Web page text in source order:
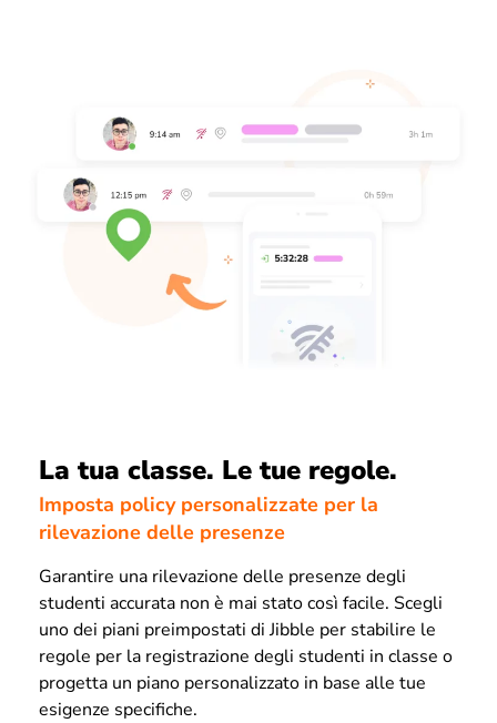
La tua classe. Le tue regole.
Imposta policy personalizzate per la
rilevazione delle presenze
Garantire una rilevazione delle presenze degli
studenti accurata non è mai stato così facile. Scegli
uno dei piani preimpostati di Jibble per stabilire le
regole per la registrazione degli studenti in classe o
progetta un piano personalizzato in base alle tue
esigenze specifiche.